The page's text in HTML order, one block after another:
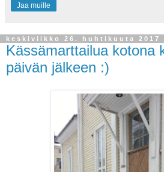
Jaa muille
keskiviikko 26. huhtikuuta 2017
Kässämarttailua kotona
päivän jälkeen :)